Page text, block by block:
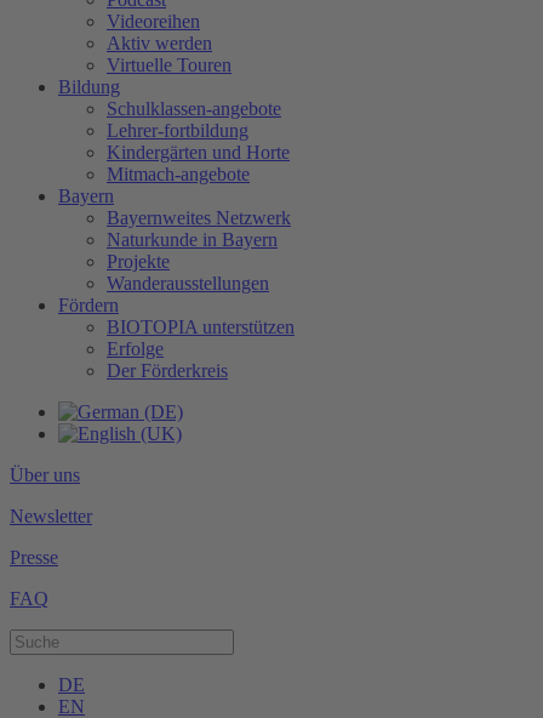
Videoreihen
Aktiv werden
Virtuelle Touren
Bildung
Schulklassen-angebote
Lehrer-fortbildung
Kindergärten und Horte
Mitmach-angebote
Bayern
Bayernweites Netzwerk
Naturkunde in Bayern
Projekte
Wanderausstellungen
Fördern
BIOTOPIA unterstützen
Erfolge
Der Förderkreis
Über uns
Newsletter
Presse
FAQ
DE
EN